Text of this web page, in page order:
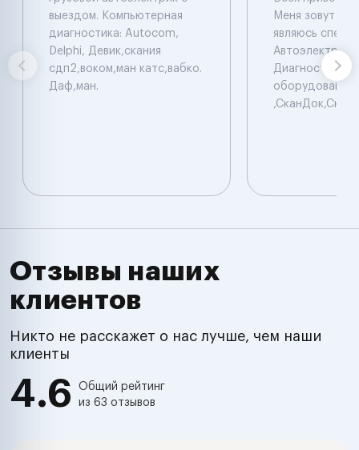
выездом. Компьютерная
диагностика: Autocom,
Delphi, Девик,скания
сдп2,воком,ман катс,вабко.
Даф,ман.
Меня зовут
являюсь
Диагностом .
оборудование
Отзывы наших
клиентов
Никто не расскажет о нас лучше, чем наши
клиенты
4.6
Общий рейтинг
из 63 отзывов